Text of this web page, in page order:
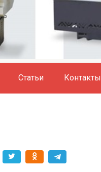
Статьи Контакты